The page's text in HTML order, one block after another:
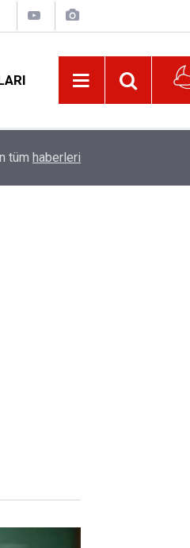
Eğitim Yılı Kayıtlarında Yeni
tüm haberleri